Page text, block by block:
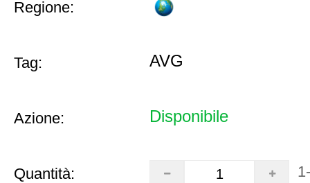
Regione:
Tag: AVG
Azione: Disponibile
Quantità: